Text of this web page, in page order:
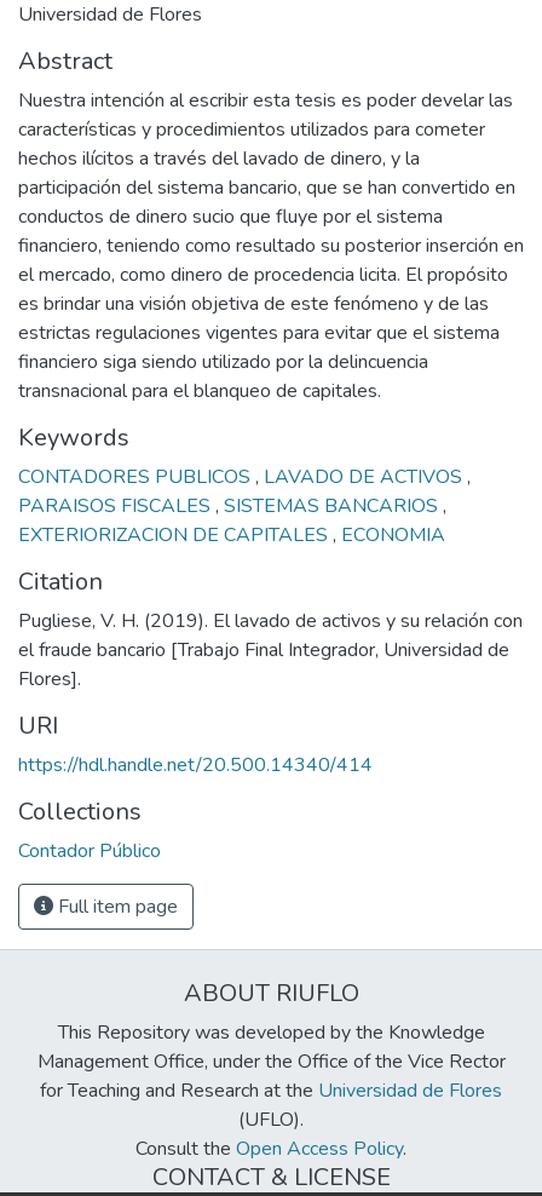
Universidad de Flores
Abstract
Nuestra intención al escribir esta tesis es poder develar las
características y procedimientos utilizados para cometer
hechos ilícitos a través del lavado de dinero, y la
participación del sistema bancario, que se han convertido en
conductos de dinero sucio que fluye por el sistema
financiero, teniendo como resultado su posterior inserción en
el mercado, como dinero de procedencia licita. El propósito
es brindar una visión objetiva de este fenómeno y de las
estrictas regulaciones vigentes para evitar que el sistema
financiero siga siendo utilizado por la delincuencia
transnacional para el blanqueo de capitales.
Keywords
CONTADORES PUBLICOS , LAVADO DE ACTIVOS ,
PARAISOS FISCALES , SISTEMAS BANCARIOS ,
EXTERIORIZACION DE CAPITALES , ECONOMIA
Citation
Pugliese, V. H. (2019). El lavado de activos y su relación con
el fraude bancario [Trabajo Final Integrador, Universidad de
Flores].
URI
https://hdl.handle.net/20.500.14340/414
Collections
Contador Público
Full item page
ABOUT RIUFLO
This Repository was developed by the Knowledge
Management Office, under the Office of the Vice Rector
for Teaching and Research at the Universidad de Flores
(UFLO).
Consult the Open Access Policy.
CONTACT & LICENSE